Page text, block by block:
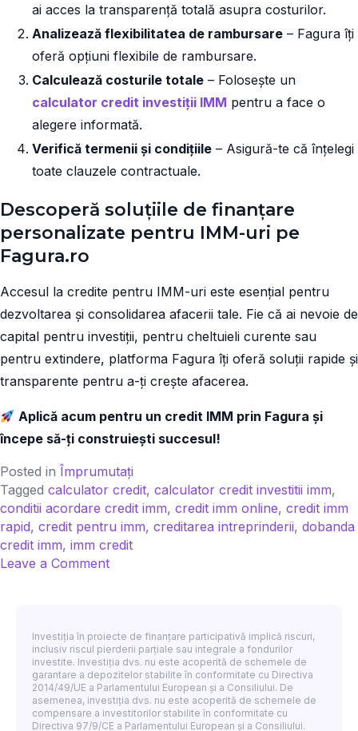
ai acces la transparență totală asupra costurilor.
Analizează flexibilitatea de rambursare – Fagura îți
oferă opțiuni flexibile de rambursare.
Calculează costurile totale – Folosește un
calculator credit investiții IMM pentru a face o
alegere informată.
Verifică termenii și condițiile – Asigură-te că înțelegi
toate clauzele contractuale.
Descoperă soluțiile de finanțare
personalizate pentru IMM-uri pe
Fagura.ro
Accesul la credite pentru IMM-uri este esențial pentru
dezvoltarea și consolidarea afacerii tale. Fie că ai nevoie de
capital pentru investiții, pentru cheltuieli curente sau
pentru extindere, platforma Fagura îți oferă soluții rapide și
transparente pentru a-ți crește afacerea.
Aplică acum pentru un credit IMM prin Fagura și
începe să-ți construiești succesul!
Posted in Împrumutați
Tagged calculator credit, calculator credit investitii imm,
conditii acordare credit imm, credit imm online, credit imm
rapid, credit pentru imm, creditarea intreprinderii, dobanda
credit imm, imm credit
Leave a Commenton
uri:
accesează
resursele
financiare
pentru
dezvoltare
Investiția în proiecte de finanțare participativă implică riscuri,
inclusiv riscul pierderii parțiale sau integrale a fondurilor
investite. Investiția dvs. nu este acoperită de schemele de
garantare a depozitelor stabilite în conformitate cu Directiva
2014/49/UE a Parlamentului European și a Consiliului. De
asemenea, investiția dvs. nu este acoperită de schemele de
compensare a investitorilor stabilite în conformitate cu
Directiva 97/9/CE a Parlamentului European și a Consiliului.